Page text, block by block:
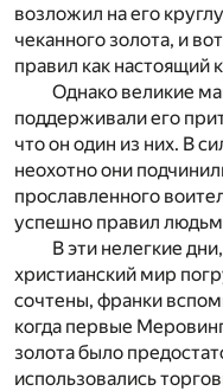
возложил на его
чеканного золота, и
правил как настоящий
Однако великие
поддерживали его
что он один из них. В
неохотно они
прославленного
успешно правил
В эти нелегкие
христианский мир
сочтены, франки
когда первые
золота было
использовались